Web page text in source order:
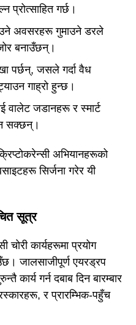
प्रोत्साहित गर्छ।
अवसरहरू गुमाउने डरले
बनाउँछन्।
पर्छन्, जसले गर्दा वैध
गाह्रो हुन्छ।
वालेट जडानहरू र स्मार्ट
सक्छन्।
अभियानहरूको
सिर्जना गरेर यी
सूत्र
चोरी कार्यहरूमा प्रयोग
जालसाजीपूर्ण एयरड्रप
गर्न दबाब दिन बारम्बार
र प्रारम्भिक-पहुँच